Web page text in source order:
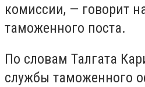
комиссии, — говорит
таможенного поста.
По словам Талгата
службы таможенного